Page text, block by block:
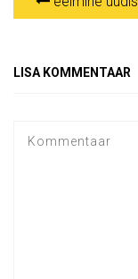
LISA KOMMENTAAR